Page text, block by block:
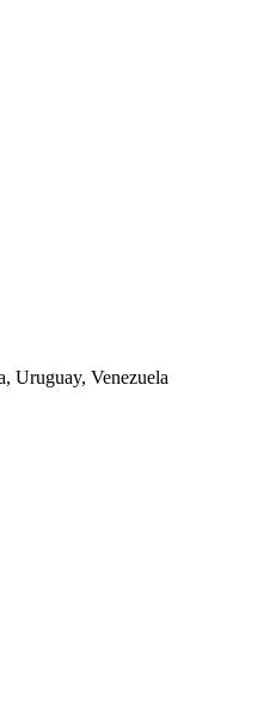
Uruguay, Venezuela